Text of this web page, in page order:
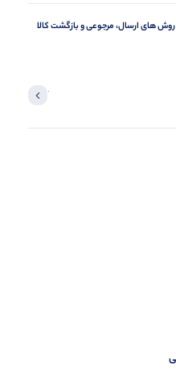
روش های ارسال، مرجوعی و بازگشت کالا
آخرین